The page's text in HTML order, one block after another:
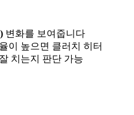
변화를 보여줍니다
이 높으면 클러치 히터
치는지 판단 가능